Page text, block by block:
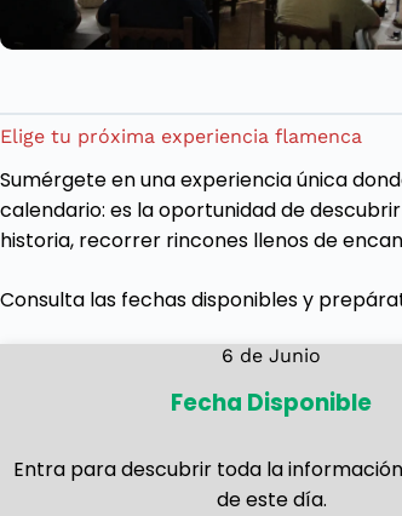
Elige tu próxima experiencia flamenca
Sumérgete en una experiencia única
calendario: es la oportunidad de
historia, recorrer rincones llenos de
Consulta las fechas disponibles y
6 de Junio
Fecha Disponible
Entra para descubrir toda la
de este día.